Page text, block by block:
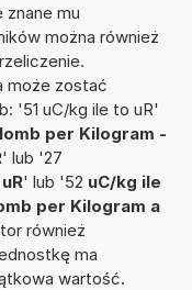
mu
można również
może zostać
'51 uC/kg ile to uR'
per Kilogram -
' lub '27
' lub '52 uC/kg ile
per Kilogram a
również
ma
wartość.